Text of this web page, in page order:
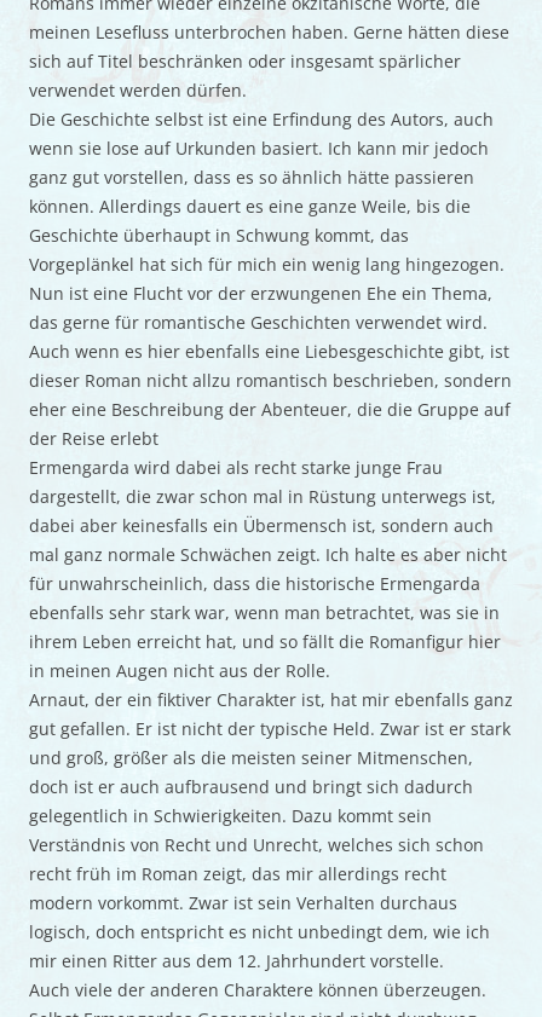
meinen Lesefluss unterbrochen haben. Gerne hätten diese
sich auf Titel beschränken oder insgesamt spärlicher
verwendet werden dürfen.
Die Geschichte selbst ist eine Erfindung des Autors, auch
wenn sie lose auf Urkunden basiert. Ich kann mir jedoch
ganz gut vorstellen, dass es so ähnlich hätte passieren
können. Allerdings dauert es eine ganze Weile, bis die
Geschichte überhaupt in Schwung kommt, das
Vorgeplänkel hat sich für mich ein wenig lang hingezogen.
Nun ist eine Flucht vor der erzwungenen Ehe ein Thema,
das gerne für romantische Geschichten verwendet wird.
Auch wenn es hier ebenfalls eine Liebesgeschichte gibt, ist
dieser Roman nicht allzu romantisch beschrieben, sondern
eher eine Beschreibung der Abenteuer, die die Gruppe auf
der Reise erlebt
Ermengarda wird dabei als recht starke junge Frau
dargestellt, die zwar schon mal in Rüstung unterwegs ist,
dabei aber keinesfalls ein Übermensch ist, sondern auch
mal ganz normale Schwächen zeigt. Ich halte es aber nicht
für unwahrscheinlich, dass die historische Ermengarda
ebenfalls sehr stark war, wenn man betrachtet, was sie in
ihrem Leben erreicht hat, und so fällt die Romanfigur hier
in meinen Augen nicht aus der Rolle.
Arnaut, der ein fiktiver Charakter ist, hat mir ebenfalls ganz
gut gefallen. Er ist nicht der typische Held. Zwar ist er stark
und groß, größer als die meisten seiner Mitmenschen,
doch ist er auch aufbrausend und bringt sich dadurch
gelegentlich in Schwierigkeiten. Dazu kommt sein
Verständnis von Recht und Unrecht, welches sich schon
recht früh im Roman zeigt, das mir allerdings recht
modern vorkommt. Zwar ist sein Verhalten durchaus
logisch, doch entspricht es nicht unbedingt dem, wie ich
mir einen Ritter aus dem 12. Jahrhundert vorstelle.
Auch viele der anderen Charaktere können überzeugen.